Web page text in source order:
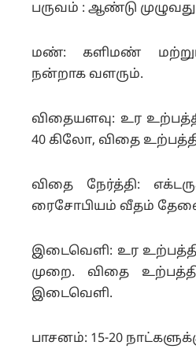
பருவம் : ஆண்டு
மண்: களிமண்
நன்றாக வளரும்.
விதையளவு: உர
40 கிலோ, விதை
விதை நேர்த்தி:
ரைசோபியம் வீதம்
இடைவெளி: உர
முறை. விதை
இடைவெளி.
பாசனம்: 15-20